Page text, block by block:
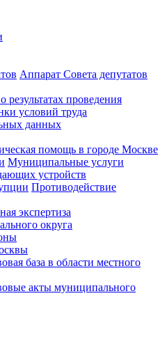
Аппарат Совета депутатов
проведения
условий труда
данных
помощь в городе Москве
Муниципальные услуги
устройств
Противодействие
экспертиза
округа
база в области местного
акты муниципального